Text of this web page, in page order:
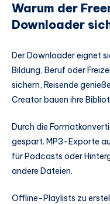
Warum der
Downloader
Der Downloader eignet
Bildung, Beruf oder
sichern, Reisende
Creator bauen ihre
Durch die
gespart. MP3-Exporte
für Podcasts oder
andere Dateien.
Offline-Playlists zu